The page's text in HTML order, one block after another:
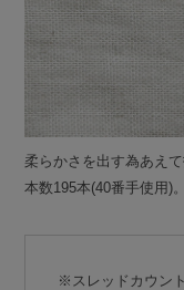
柔らかさを出す為あえ
本数195本(40番手使用)。
※スレッドカウン